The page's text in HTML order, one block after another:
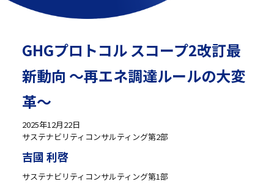
GHGプロトコル スコープ2改訂最
新動向 ～再エネ調達ルールの大変
革～
2025年12月22日
サステナビリティコンサルティング第2部
吉國 利啓
サステナビリティコンサルティング第1部